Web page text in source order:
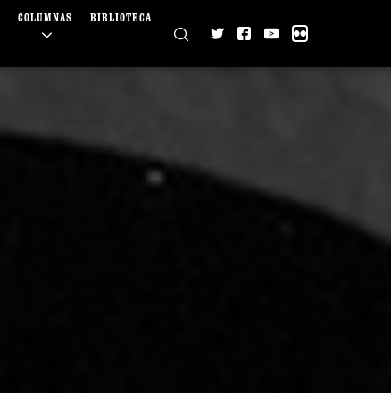
COLUMNAS BIBLIOTECA